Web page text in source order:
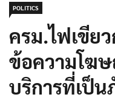
POLITICS
ครม.ไฟเขีย
ข้อความโฆ
บริการที่เป็